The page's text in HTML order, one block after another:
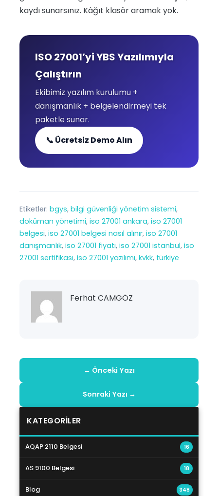
kaydı sunarsınız. Kâğıt klasör aramak yok.
ISO 27001’yi YBS Yazılımıyla
Çalıştırın
Ekibimiz yazılım kurulumu +
danışmanlık + belgelendirmeyi tek
paketle sunar.
📞 Ücretsiz Demo Alın
Etiketler: bgys, bilgi güvenliği yönetim sistemi
doküman yönetimi, iso 27001 ankara, iso 27001
belgesi, iso 27001 belgesi nasıl alınır, iso 27001
danışmanlık, iso 27001 fiyatı, iso 27001 istanbul, iso
27001 sertifikası, iso 27001 yazılımı, kvkk, türkiye
Ferhat CAMGÖZ
← Önceki Yazı
Sonraki Yazı →
KATEGORILER
AQAP 2110 Belgesi 16
AS 9100 Belgesi 18
Blog 348